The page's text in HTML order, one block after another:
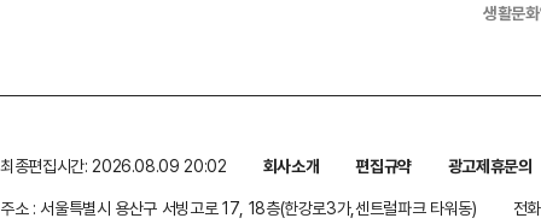
생활문
최종편집시간: 2026.08.09 20:02 회사소개 편집규약
광고제휴문의
주소 : 서울특별시 용산구 서빙고로 17, 18층(한강로3가,센트럴파크 타워동)
전